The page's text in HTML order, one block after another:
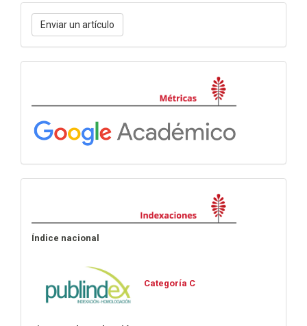
Enviar
un
artículo
Enviar un artículo
Índice nacional
Categoría C